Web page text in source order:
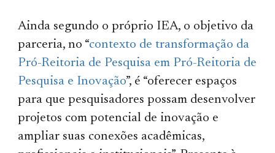
Ainda segundo o próprio IEA, o objetivo da
parceria, no “contexto de transformação da
Pró-Reitoria de Pesquisa em Pró-Reitoria de
Pesquisa e Inovação”, é “oferecer espaços
para que pesquisadores possam desenvolver
projetos com potencial de inovação e
ampliar suas conexões acadêmicas,